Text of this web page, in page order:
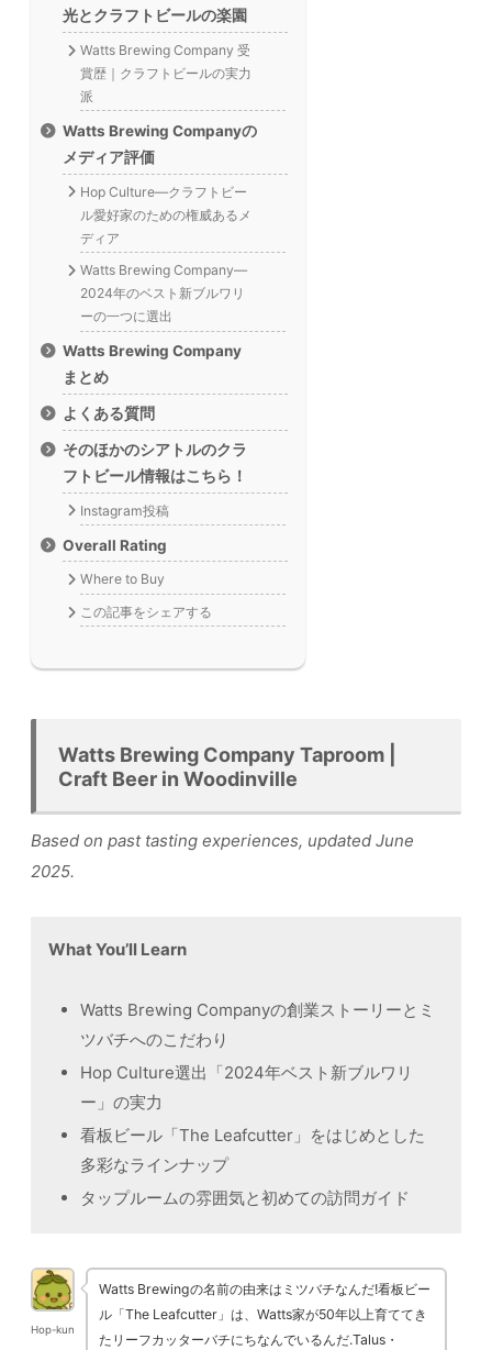
光とクラフトビールの楽園
Watts Brewing Company 受
賞歴｜クラフトビールの実力
派
Watts Brewing Companyの
メディア評価
Hop Culture—クラフトビー
ル愛好家のための権威あるメ
ディア
Watts Brewing Company—
2024年のベスト新ブルワリ
ーの一つに選出
Watts Brewing Company
まとめ
よくある質問
そのほかのシアトルのクラ
フトビール情報はこちら！
Instagram投稿
Overall Rating
Where to Buy
この記事をシェアする
Watts Brewing Company Taproom |
Craft Beer in Woodinville
Based on past tasting experiences, updated June
2025.
What You’ll Learn
Watts Brewing Companyの創業ストーリーとミ
ツバチへのこだわり
Hop Culture選出「2024年ベスト新ブルワリ
ー」の実力
看板ビール「The Leafcutter」をはじめとした
多彩なラインナップ
タップルームの雰囲気と初めての訪問ガイド
Hop-kun
Watts Brewingの名前の由来はミツバチなんだ!看板ビー
ル「The Leafcutter」は、Watts家が50年以上育ててき
たリーフカッターバチにちなんでいるんだ.Talus・